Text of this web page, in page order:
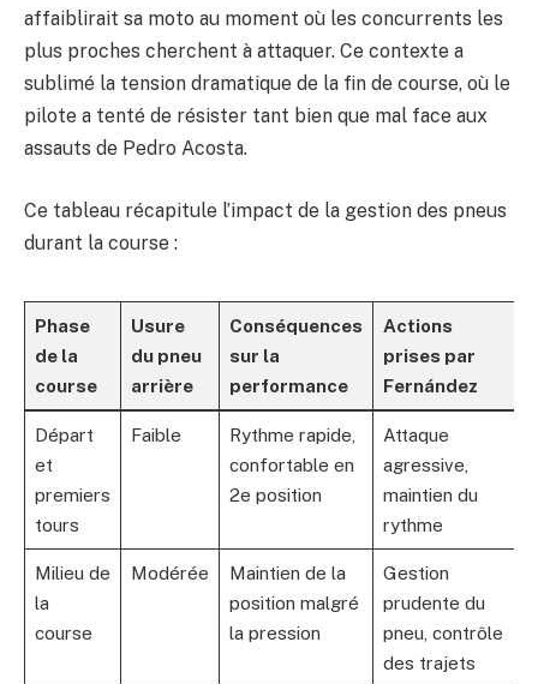
affaiblirait sa moto au moment où les concurrents les
plus proches cherchent à attaquer. Ce contexte a
sublimé la tension dramatique de la fin de course, où le
pilote a tenté de résister tant bien que mal face aux
assauts de Pedro Acosta.
Ce tableau récapitule l’impact de la gestion des pneus
durant la course :
Phase
de la
course
Usure
du pneu
arrière
Conséquences
sur la
performance
Actions
prises par
Fernández
Départ
et
premiers
tours
Faible
Rythme rapide,
confortable en
2e position
Attaque
agressive,
maintien du
rythme
Milieu de
la
course
Modérée
Maintien de la
position malgré
la pression
Gestion
prudente du
pneu, contrôle
des trajets